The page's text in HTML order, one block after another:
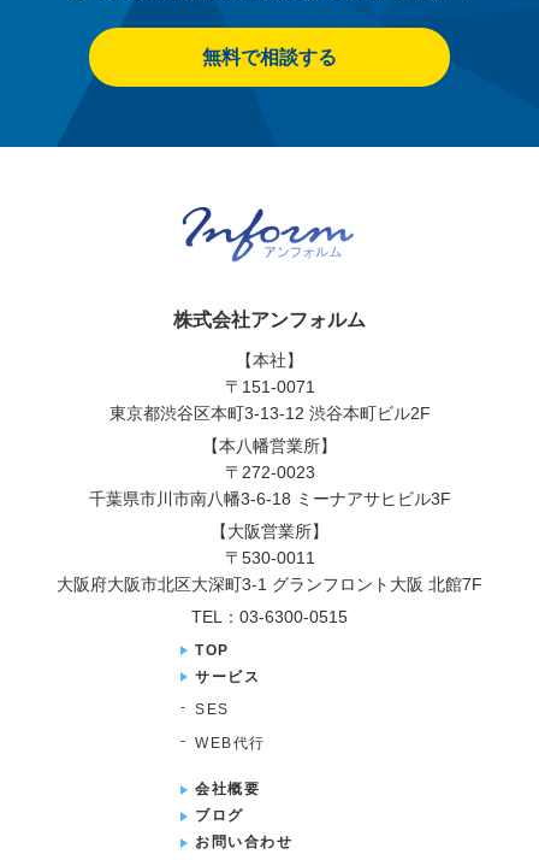
無料で相談する
株式会社アンフォルム
【本社】
〒151-0071
東京都渋谷区本町3-13-12 渋谷本町ビル2F
【本八幡営業所】
〒272-0023
千葉県市川市南八幡3-6-18 ミーナアサヒビル3F
【大阪営業所】
〒530-0011
大阪府大阪市北区大深町3-1 グランフロント大阪 北館7F
TEL：03-6300-0515
TOP
サービス
SES
WEB代行
会社概要
ブログ
お問い合わせ